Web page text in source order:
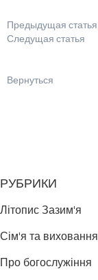
Предыдущая статья
Следущая статья
Вернуться
РУБРИКИ
Літопис Зазим'я
Сім'я та виховання
Про богослужіння